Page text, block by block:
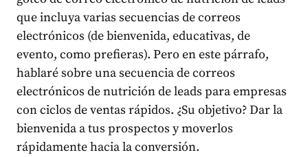
que incluya varias secuencias de correos
electrónicos (de bienvenida, educativas, de
evento, como prefieras). Pero en este párrafo,
hablaré sobre una secuencia de correos
electrónicos de nutrición de leads para empresas
con ciclos de ventas rápidos. ¿Su objetivo? Dar la
bienvenida a tus prospectos y moverlos
rápidamente hacia la conversión.